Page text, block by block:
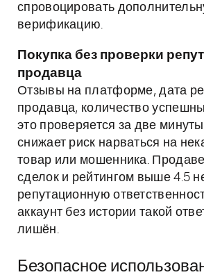
спровоцировать
верификацию.
Покупка без проверки
продавца
Отзывы на платформе, дата
продавца, количество
это проверяется за две
снижает риск нарваться на
товар или мошенника.
сделок и рейтингом выше 4.5
репутационную
аккаунт без истории такой
лишён.
Безопасное